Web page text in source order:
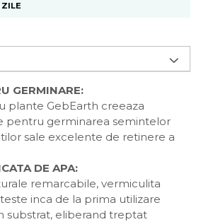
ZILE
GERMINARE:
plante GebEarth creeaza
pentru germinarea semintelor
sale excelente de retinere a
DE APA:
remarcabile, vermiculita
inca de la prima utilizare
substrat, eliberand treptat